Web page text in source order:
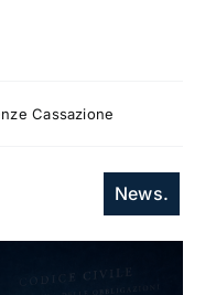
Cassazione
News.